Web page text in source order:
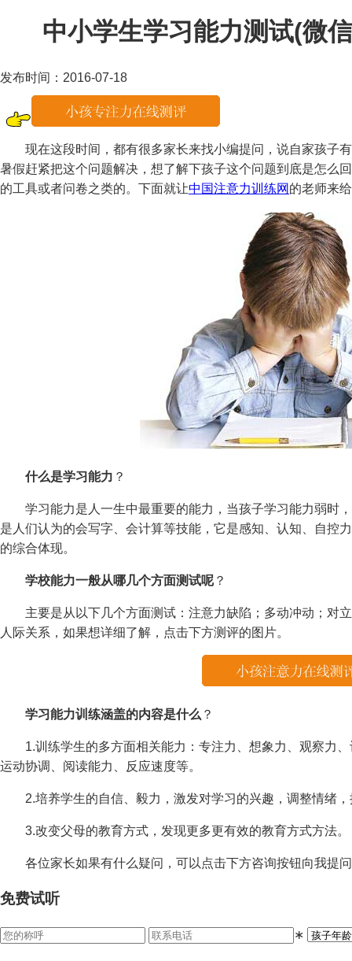
中小学生学习能力测试(微
发布时间：2016-07-18
现在这段时间，都有很多家长来找小编提问，说自家孩子
暑假赶紧把这个问题解决，想了解下孩子这个问题到底是怎么
的工具或者问卷之类的。下面就让中国注意力训练网 的老师来
什么是学习能力 ？
学习能力是人一生中最重要的能力，当孩子学习能力弱时
是人们认为的会写字、会计算等技能，它是感知、认知、自控
的综合体现。
学校能力一般从哪几个方面测试呢？
主要是从以下几个方面测试：注意力缺陷；多动冲动；对
人际关系，如果想详细了解，点击下方测评的图片。
学习能力训练涵盖的内容是什么 ？
1.训练学生的多方面相关能力：专注力、想象力、观察力、
运动协调、阅读能力、反应速度等。
2.培养学生的自信、毅力，激发对学习的兴趣，调整情绪，
3.改变父母的教育方式，发现更多更有效的教育方式方法。
各位家长如果有什么疑问，可以点击下方咨询按钮向我提
免费试听
∗